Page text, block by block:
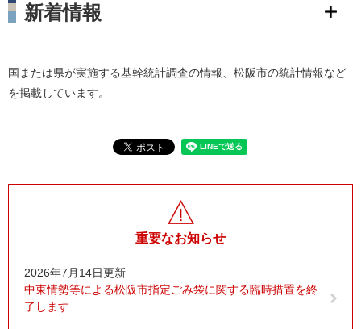
新着情報
国または県が実施する基幹統計調査の情報、松阪市の統計情報など
を掲載しています。
重要なお知らせ
2026年7月14日更新
中東情勢等による松阪市指定ごみ袋に関する臨時措置を終
了します